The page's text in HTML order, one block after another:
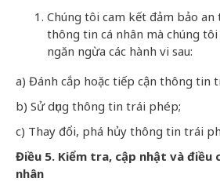
Chúng tôi cam kết đảm bảo an
thông tin cá nhân mà chúng
ngăn ngừa các hành vi sau:
a) Đánh cắp hoặc tiếp cận thông tin
b) Sử dụng thông tin trái phép;
c) Thay đổi, phá hủy thông tin trái
Điều 5. Kiểm tra, cập nhật và điều
nhân